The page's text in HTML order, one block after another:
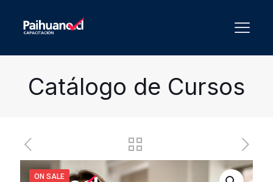
Catálogo de Cursos
ON SALE